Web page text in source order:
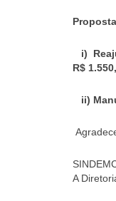
i)
R$
ii)
A